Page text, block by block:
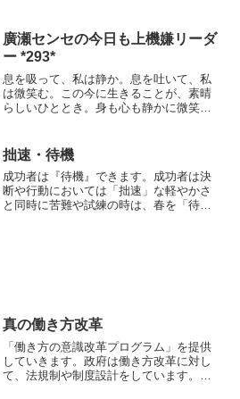
廣瀬センセの今日も上機嫌リーダ
ー *293*
息を吸って、私は静か。息を吐いて、私
は微笑む。この今に生きることが、素晴
らしいひととき。身も心も静かに微笑
小説ブッダより。最近、私は歩きなが
ら、この言葉を繰り返しています...
拙速・待機
成功者は『待機』できます。成功者は決
断や行動においては「拙速」な軽やかさ
と同時に苦難や試練の時は、春を「待
真の働き方改革
「働き方の意識改革プログラム」を提供
していきます。政府は働き方改革に対し
て、法規制や制度設計をしています。私